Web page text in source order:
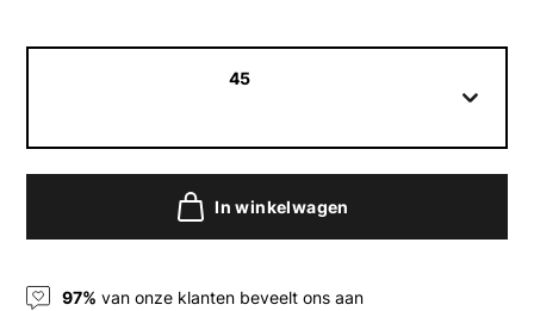
45
In winkelwagen
97% van onze klanten beveelt ons aan